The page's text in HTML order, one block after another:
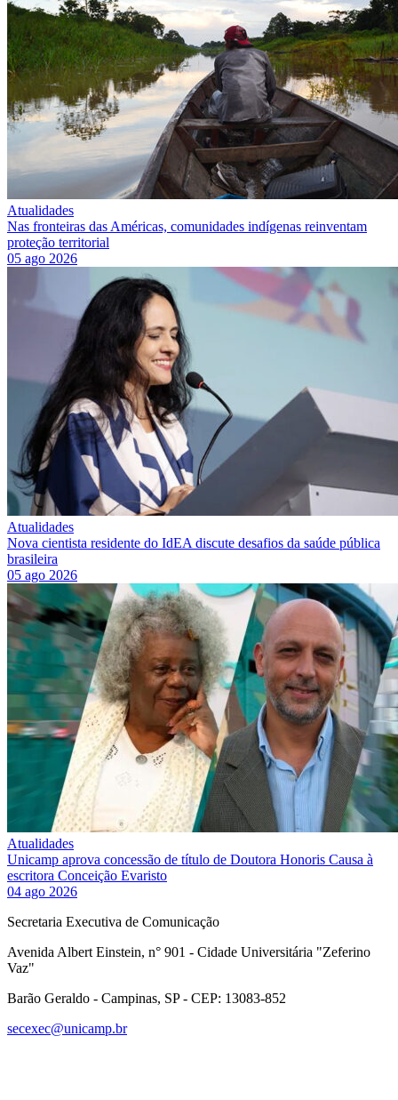
Atualidades
Nas fronteiras das Américas, comunidades indígenas reinventam
proteção territorial
05 ago 2026
Atualidades
Nova cientista residente do IdEA discute desafios da saúde pública
brasileira
05 ago 2026
Atualidades
Unicamp aprova concessão de título de Doutora Honoris Causa à
escritora Conceição Evaristo
04 ago 2026
Secretaria Executiva de Comunicação
Avenida Albert Einstein, n° 901 - Cidade Universitária "Zeferino
Vaz"
Barão Geraldo - Campinas, SP - CEP: 13083-852
secexec@unicamp.br